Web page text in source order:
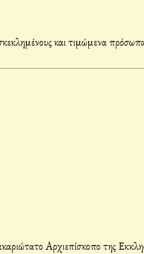
και τιμώμενα
Αρχιεπίσκοπο της